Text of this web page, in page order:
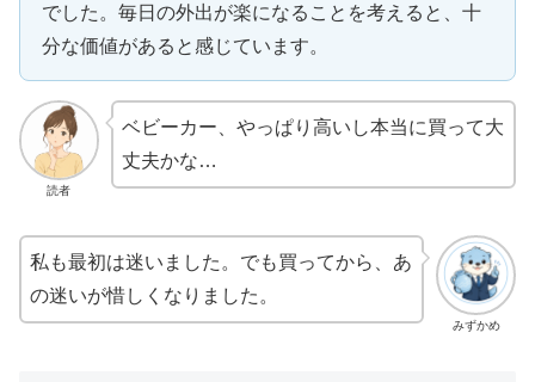
でした。毎日の外出が楽になることを考えると、十
分な価値があると感じています。
読者
ベビーカー、やっぱり高いし本当に買って大
丈夫かな…
みずかめ
私も最初は迷いました。でも買ってから、あ
の迷いが惜しくなりました。